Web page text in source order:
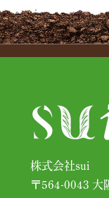
株式会社sui
〒564-0043 大